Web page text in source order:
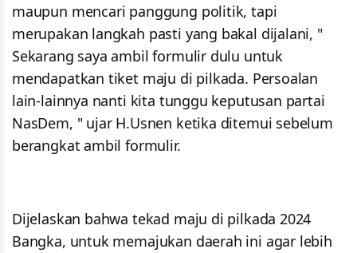
maupun mencari panggung politik, tapi
merupakan langkah pasti yang bakal dijalani, "
Sekarang saya ambil formulir dulu untuk
mendapatkan tiket maju di pilkada. Persoalan
lain-lainnya nanti kita tunggu keputusan partai
NasDem, " ujar H.Usnen ketika ditemui sebelum
berangkat ambil formulir.
Dijelaskan bahwa tekad maju di pilkada 2024
Bangka, untuk memajukan daerah ini agar lebih